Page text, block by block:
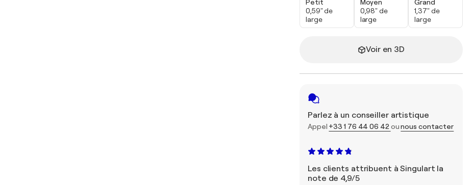
Petit
0,59" de
large
Moyen
0,98" de
large
Grand
1,37" de
large
Voir en 3D
Parlez à un conseiller artistique
Appel +33 1 76 44 06 42 ounous contacter
Les clients attribuent à Singulart la
note de 4,9/5